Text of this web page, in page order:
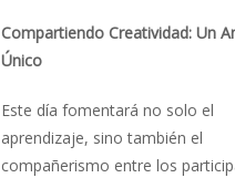
Compartiendo Creatividad: Un
Único
Este día fomentará no solo el
aprendizaje, sino también el
compañerismo entre los